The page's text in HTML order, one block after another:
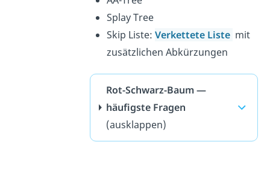
Splay Tree
Skip Liste:Verkettete Liste mit
zusätzlichen Abkürzungen
Rot-Schwarz-Baum —
häufigste Fragen
(ausklappen)